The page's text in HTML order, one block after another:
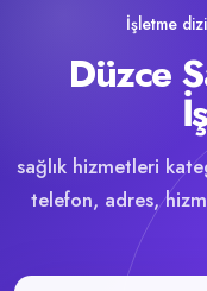
İşletme
Düzce
sağlık hizmetleri
telefon, adres,